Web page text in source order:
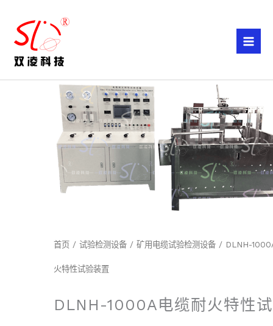
首页 / 试验检测设备 / 矿用电缆试验检测设备 / DLNH-
火特性试验装置
DLNH-1000A电缆耐火特性